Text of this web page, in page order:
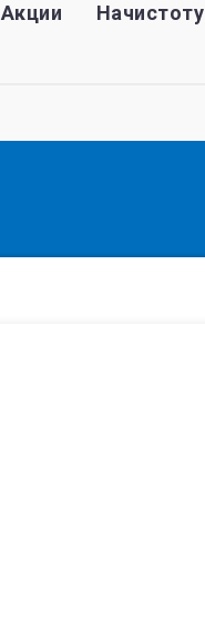
Акции Начистоту